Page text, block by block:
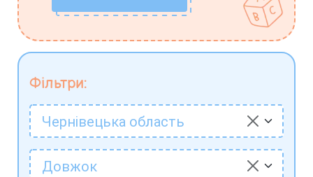
Фільтри:
Чернівецька область
Довжок